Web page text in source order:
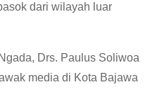
dari wilayah luar
Drs. Paulus Soliwoa
media di Kota Bajawa